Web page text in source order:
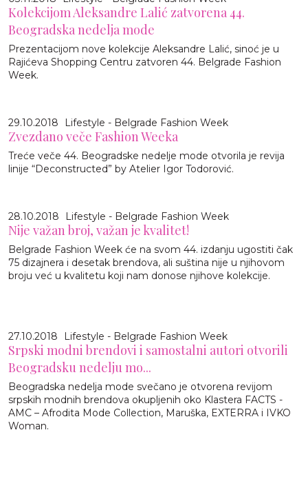
Kolekcijom Aleksandre Lalić zatvorena 44.
Beogradska nedelja mode
Prezentacijom nove kolekcije Aleksandre Lalić, sinoć je u
Rajićeva Shopping Centru zatvoren 44. Belgrade Fashion
Week.
29.10.2018 Lifestyle - Belgrade Fashion Week
Zvezdano veče Fashion Weeka
Treće veče 44. Beogradske nedelje mode otvorila je revija
linije “Deconstructed” by Atelier Igor Todorović.
28.10.2018 Lifestyle - Belgrade Fashion Week
Nije važan broj, važan je kvalitet!
Belgrade Fashion Week će na svom 44. izdanju ugostiti čak
75 dizajnera i desetak brendova, ali suština nije u njihovom
broju već u kvalitetu koji nam donose njihove kolekcije.
27.10.2018 Lifestyle - Belgrade Fashion Week
Srpski modni brendovi i samostalni autori otvorili
Beogradsku nedelju mo...
Beogradska nedelja mode svečano je otvorena revijom
srpskih modnih brendova okupljenih oko Klastera FACTS -
AMC – Afrodita Mode Collection, Maruška, EXTERRA i IVKO
Woman.